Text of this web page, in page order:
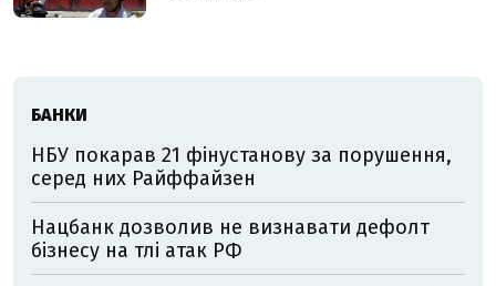
БАНКИ
НБУ покарав 21 фінустанову за порушення,
серед них Райффайзен
Нацбанк дозволив не визнавати дефолт
бізнесу на тлі атак РФ